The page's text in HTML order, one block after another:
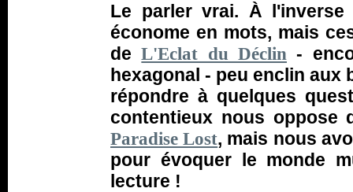
Le parler vrai. À
économe en mots, mais
deL'Eclat du Déclin -
hexagonal - peu enclin aux
répondre à quelques
contentieux nous
Paradise Lost, mais nous
pour évoquer le monde
lecture !